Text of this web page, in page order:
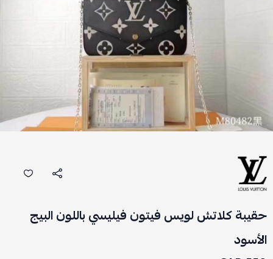
حقيبة كلاتش لويس فيتون فيليسي باللون البيج
الأسود